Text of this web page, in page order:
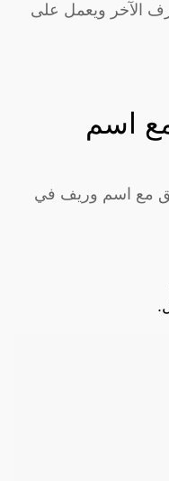
الآخر ويعمل على
مع اسم
مع اسم وريف في